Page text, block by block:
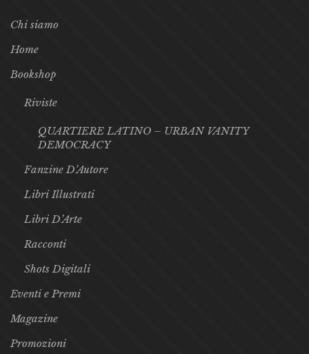
Chi siamo
Home
Bookshop
Riviste
QUARTIERE LATINO – URBAN VANITY
DEMOCRACY
Fanzine D’Autore
Libri Illustrati
Libri D’Arte
Racconti
Shots Digitali
Eventi e Premi
Magazine
Promozioni